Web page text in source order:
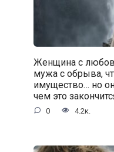
Женщина с
мужа с обрыва,
имущество… но
чем это
0 4.2к.